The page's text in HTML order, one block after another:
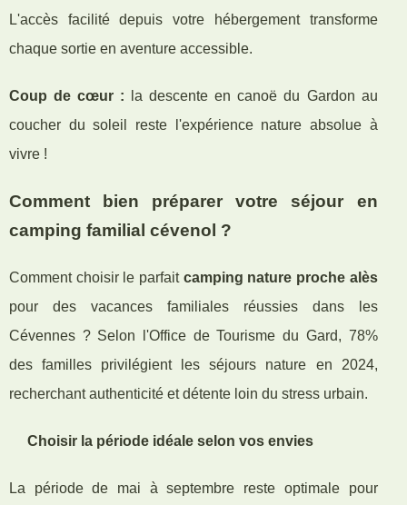
L'accès facilité depuis votre hébergement transforme
chaque sortie en aventure accessible.
Coup de cœur : la descente en canoë du Gardon au
coucher du soleil reste l'expérience nature absolue à
vivre !
Comment bien préparer votre séjour en
camping familial cévenol ?
Comment choisir le parfait camping nature proche alès
pour des vacances familiales réussies dans les
Cévennes ? Selon l'Office de Tourisme du Gard, 78%
des familles privilégient les séjours nature en 2024,
recherchant authenticité et détente loin du stress urbain.
Choisir la période idéale selon vos envies
La période de mai à septembre reste optimale pour